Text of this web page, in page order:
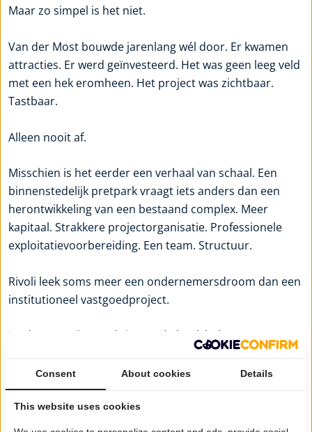
Maar zo simpel is het niet.
Van der Most bouwde jarenlang wél door. Er kwamen
attracties. Er werd geïnvesteerd. Het was geen leeg veld
met een hek eromheen. Het project was zichtbaar.
Tastbaar.
Alleen nooit af.
Misschien is het eerder een verhaal van schaal. Een
binnenstedelijk pretpark vraagt iets anders dan een
herontwikkeling van een bestaand complex. Meer
kapitaal. Strakkere projectorganisatie. Professionele
exploitatievoorbereiding. Een team. Structuur.
Rivoli leek soms meer een ondernemersdroom dan een
institutioneel vastgoedproject.
En dromen zijn prachtig. Tot de bank belt.
“Meer dan een pretpark”
Consent About cookies Details
This website uses cookies